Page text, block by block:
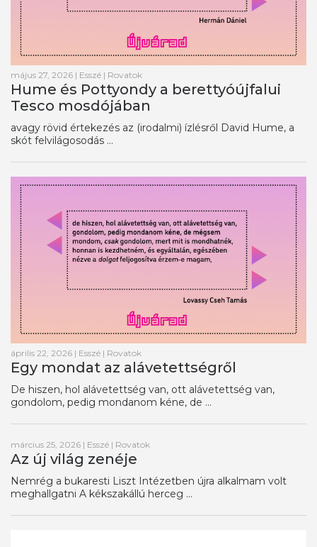
május 27, 2026 | Esszé | Rovatok
Hume és Pottyondy a berettyóújfalui
Tesco mosdójában
avagy rövid értekezés az (irodalmi) ízlésről David Hume, a
skót felvilágosodás ...
április 22, 2026 | Esszé | Rovatok
Egy mondat az alávetettségről
De hiszen, hol alávetettség van, ott alávetettség van,
gondolom, pedig mondanom kéne, de ...
március 25, 2026 | Esszé | Rovatok
Az új világ zenéje
Nemrég a bukaresti Liszt Intézetben újra alkalmam volt
meghallgatni A kékszakállú herceg ...